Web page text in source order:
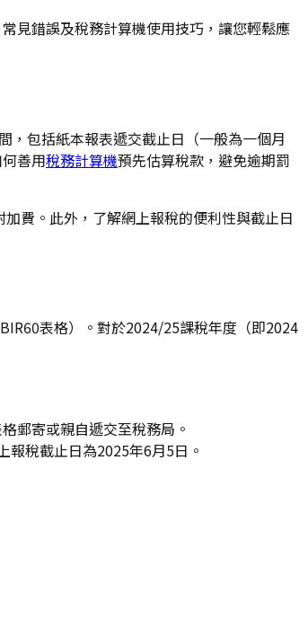
見錯誤及稅務計算機使用技巧，讓您輕鬆應
，包括紙本報表遞交截止日（一般為一個月
善用稅務計算機預先估算稅款，避免逾期罰
費。此外，了解網上報稅的便利性與截止日
表格）。對於2024/25課稅年度（即2024
郵寄或親自遞交至稅務局。
報稅截止日為2025年6月5日。